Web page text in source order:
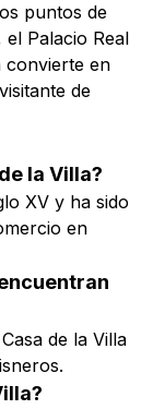
puntos de
Palacio Real
convierte en
de
la Villa?
XV y ha sido
en
de la Villa